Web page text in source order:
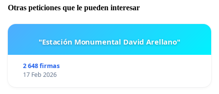
Otras peticiones que le pueden interesar
"Estación Monumental David Arellano"
2 648 firmas
17 Feb 2026